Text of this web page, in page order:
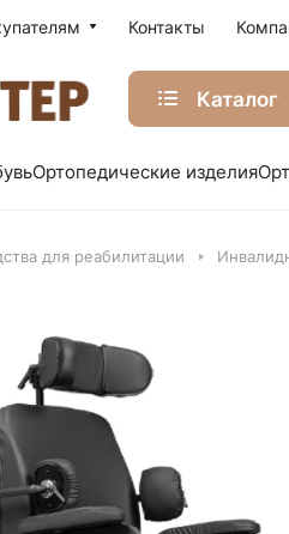
Контакты
Каталог
Ортопедические изделия
для реабилитации